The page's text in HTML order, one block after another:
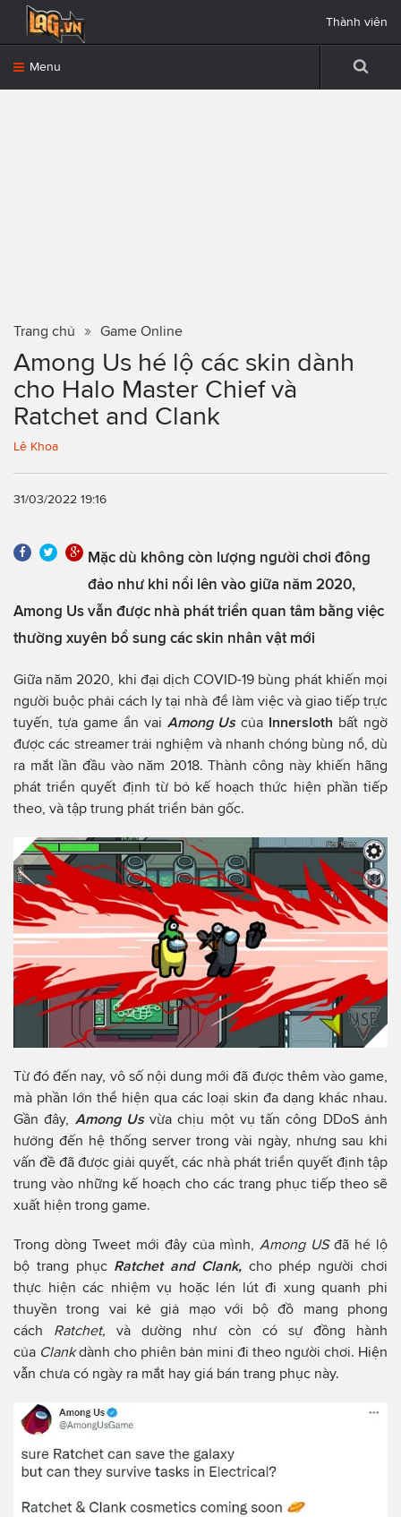
Menu
Thành viên
Trang chủ Game Online
Among Us hé lộ các skin dành
cho Halo Master Chief và
Ratchet and Clank
Lê Khoa
31/03/2022 19:16
Mặc dù không còn lượng người chơi đông
đảo như khi nổi lên vào giữa năm 2020,
Among Us vẫn được nhà phát triển quan tâm bằng việc
thường xuyên bổ sung các skin nhân vật mới
Giữa năm 2020, khi đại dịch COVID-19 bùng phát khiến mọi
người buộc phải cách ly tại nhà để làm việc và giao tiếp trực
tuyến, tựa game ẩn vai Among Uscủa Innersloth bất ngờ
được các streamer trải nghiệm và nhanh chóng bùng nổ, dù
ra mắt lần đầu vào năm 2018. Thành công này khiến hãng
phát triển quyết định từ bỏ kế hoạch thức hiện phần tiếp
theo, và tập trung phát triển bản gốc.
Từ đó đến nay, vô số nội dung mới đã được thêm vào game,
mà phần lớn thể hiện qua các loại skin đa dạng khác nhau.
Gần đây, Among Usvừa chịu một vụ tấn công DDoS ảnh
hưởng đến hệ thống server trong vài ngày, nhưng sau khi
vấn đề đã được giải quyết, các nhà phát triển quyết định tập
trung vào những kế hoạch cho các trang phục tiếp theo sẽ
xuất hiện trong game.
Trong dòng Tweet mới đây của mình, Among USđã hé lộ
bộ trang phục Ratchet and Clank, cho phép người chơi
thực hiện các nhiệm vụ hoặc lén lút đi xung quanh phi
thuyền trong vai kẻ giả mạo với bộ đồ mang phong
cách Ratchet,và dường như còn có sự đồng hành
của Clankdành cho phiên bản mini đi theo người chơi. Hiện
vẫn chưa có ngày ra mắt hay giá bán trang phục này.